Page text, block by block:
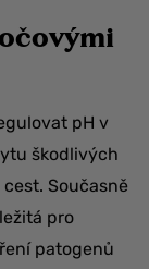
pH v
škodlivých
Současně
pro
patogenů